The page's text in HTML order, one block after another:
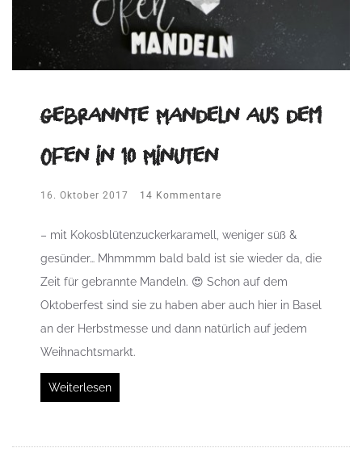
gebrannte Mandeln aus dem
Ofen in 10 Minuten
16. Oktober 2017 14 Kommentare
– mit Kokosblütenzuckerkaramell, weniger süß &
gesünder… Mhmmmm bald bald ist sie wieder da, die
Zeit für gebrannte Mandeln. 😍 Schon auf dem
Oktoberfest sind sie zu haben aber auch hier in Basel
an der Herbstmesse und dann natürlich auf jedem
Weihnachtsmarkt.
Weiterlesen